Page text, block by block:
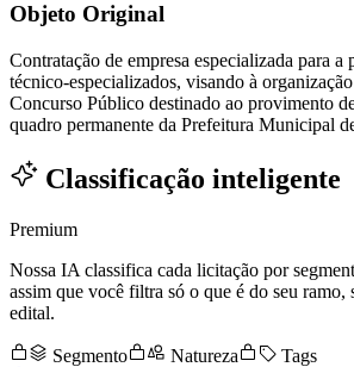
Objeto Original
Contratação de empresa especializada para a
técnico-especializados, visando à
Concurso Público destinado ao provimento
quadro permanente da Prefeitura Municipal
Classificação inteligente
Premium
Nossa IA classifica cada licitação por
assim que você filtra só o que é do seu ramo,
edital.
Segmento Natureza
Tags